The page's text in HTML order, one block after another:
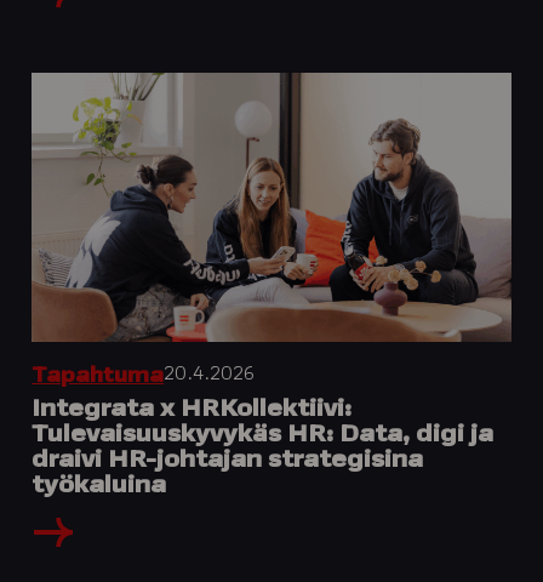
Tapahtuma20.4.2026
Integrata x HRKollektiivi:
Tulevaisuuskyvykäs HR: Data, digi ja
draivi HR-johtajan strategisina
työkaluina